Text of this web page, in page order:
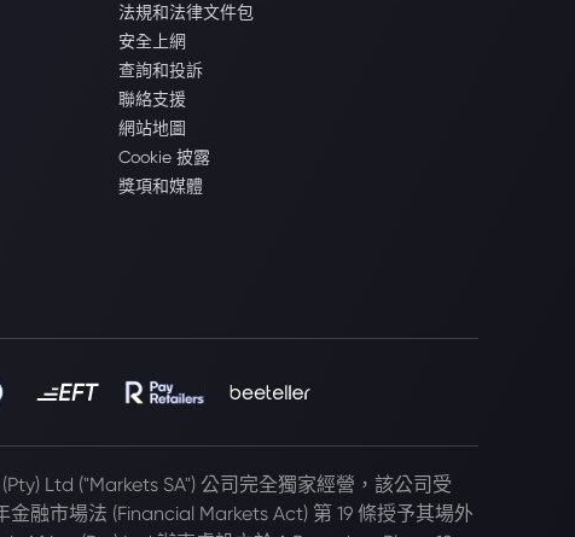
法規和法律文件包
安全上網
查詢和投訴
聯絡支援
網站地圖
Cookie 披露
獎項和媒體
Ltd ("Markets SA") 公司完全獨家經營，該公司受
融市場法 (Financial Markets Act) 第 19 條授予其場外